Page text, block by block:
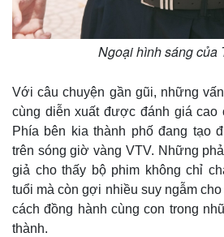
Ngoại hình sáng của
Với câu chuyện gần gũi, những
cùng diễn xuất được đánh giá cao
Phía bên kia thành phố đang tạo
trên sóng giờ vàng VTV. Những
giả cho thấy bộ phim không chỉ
tuổi mà còn gợi nhiều suy ngẫm
cách đồng hành cùng con trong
thành.